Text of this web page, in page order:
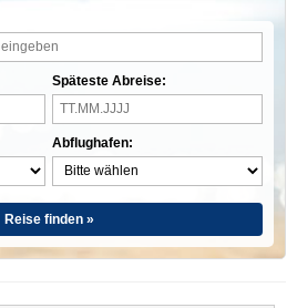
Späteste Abreise:
Abflughafen:
Reise finden »